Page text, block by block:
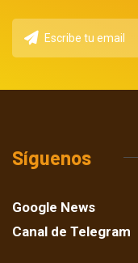
Síguenos
Google News
Canal de Telegram